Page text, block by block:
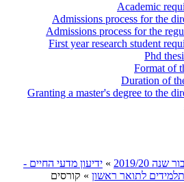
Academic
Admissions process for the
Admissions process for the
First year research student
Phd
Format of
Duration of
Granting a master's degree to the
2019/20
» ידיעון מדעי החיים -
תלמידים לתואר ראשון » קורסים